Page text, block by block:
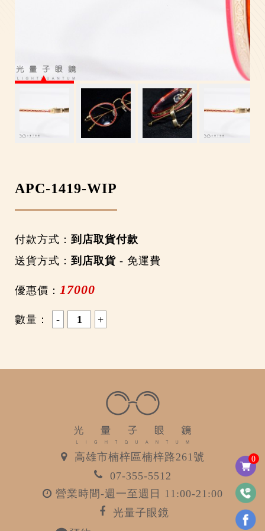
0
APC-1419-WIP
付款方式： 到店取貨付款
送貨方式： 到店取貨 - 免運費
優惠價： 17000
數量：
高雄市楠梓區楠梓路261號
07-355-5512
營業時間-週一至週日 11:00-21:00
光量子眼鏡